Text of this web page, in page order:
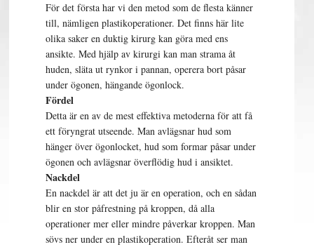
För det första har vi den metod som de flesta känner
till, nämligen plastikoperationer. Det finns här lite
olika saker en duktig kirurg kan göra med ens
ansikte. Med hjälp av kirurgi kan man strama åt
huden, släta ut rynkor i pannan, operera bort påsar
under ögonen, hängande ögonlock.
Fördel
Detta är en av de mest effektiva metoderna för att få
ett föryngrat utseende. Man avlägsnar hud som
hänger över ögonlocket, hud som formar påsar under
ögonen och avlägsnar överflödig hud i ansiktet.
Nackdel
En nackdel är att det ju är en operation, och en sådan
blir en stor påfrestning på kroppen, då alla
operationer mer eller mindre påverkar kroppen. Man
sövs ner under en plastikoperation. Efteråt ser man